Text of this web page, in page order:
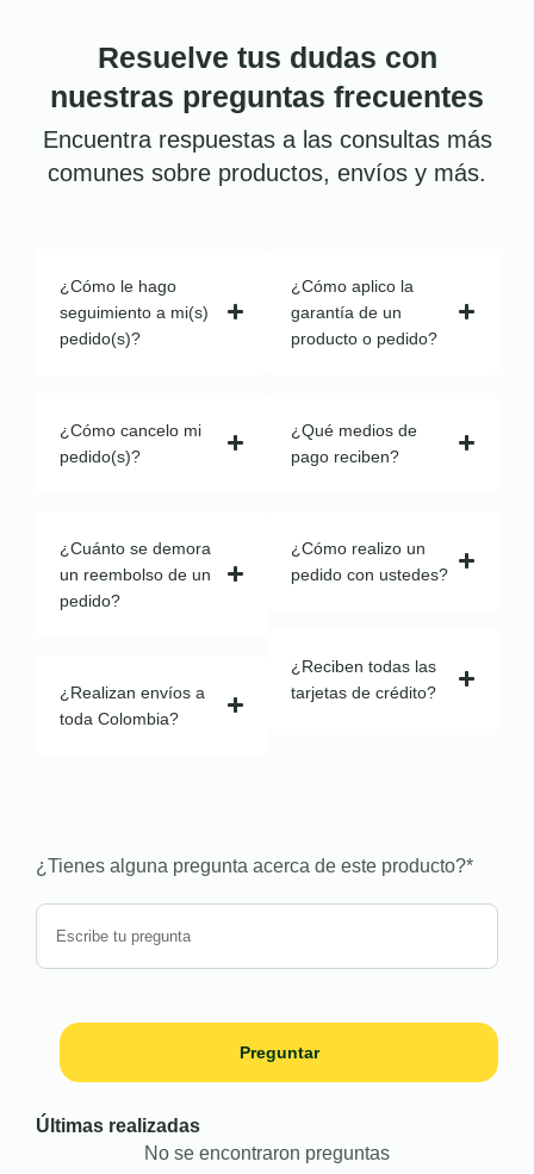
Resuelve tus dudas con
nuestras preguntas frecuentes
Encuentra respuestas a las consultas más
comunes sobre productos, envíos y más.
¿Cómo le hago
seguimiento a mi(s)
pedido(s)?
¿Cómo cancelo mi
pedido(s)?
¿Cuánto se demora
un reembolso de un
pedido?
¿Realizan envíos a
toda Colombia?
¿Cómo aplico la
garantía de un
producto o pedido?
¿Qué medios de
pago reciben?
¿Cómo realizo un
pedido con ustedes?
¿Reciben todas las
tarjetas de crédito?
¿Tienes alguna pregunta acerca de este producto?*
Preguntar
Últimas realizadas
No se encontraron preguntas